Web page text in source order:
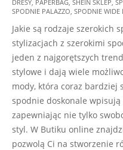
11
DRESY, PAPERBAG, SHEIN SKLEP,
SPODNIE PALAZZO, SPODNIE WIDE
Jakie są rodzaje szerokich
stylizacjach z szerokimi
jeden z najgorętszych
stylowe i dają wiele
mody, która coraz bardziej
spodnie doskonale
zapewniając nie tylko
styl. W Butiku online
pozwolą Ci na stworzenie